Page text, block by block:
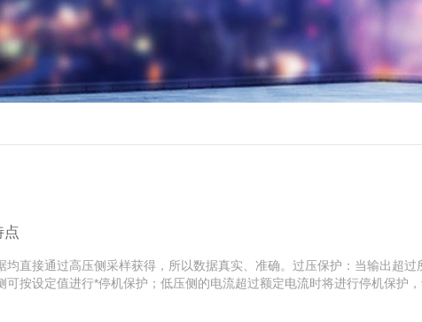
点
均直接通过高压侧采样获得，所以数据真实、准确。过压保护：当输出超
可按设定值进行*停机保护；低压侧的电流超过额定电流时将进行停机保护